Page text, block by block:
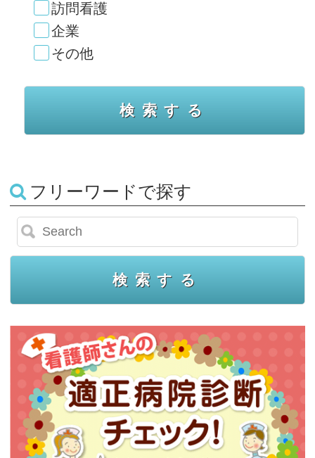
訪問看護
企業
その他
フリーワードで探す